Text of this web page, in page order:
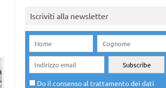
Iscriviti alla newsletter
Do il consenso al trattamento dei dati